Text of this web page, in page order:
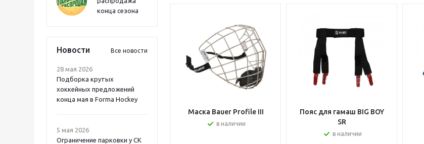
конца сезона
Новости Все новости
28 мая 2026
Подборка крутых
хоккейных предложений
конца мая в Forma Hockey
5 мая 2026
Ограничение парковки у СК
Маска Bauer Profile III
в наличии
Пояс для гамаш BIG BOY
SR
в наличии